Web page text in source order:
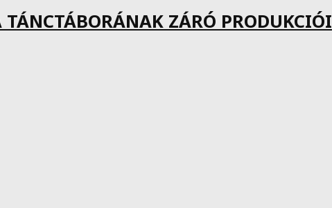
ZÁRÓ PRODUKCIÓI